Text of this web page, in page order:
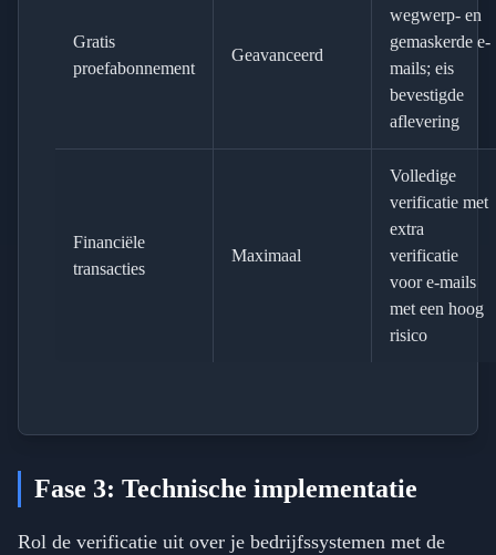
Gratis
proefabonnement
Geavanceerd
wegwerp- en
gemaskerde e-
mails; eis
bevestigde
aflevering
Financiële
transacties
Maximaal
Volledige
verificatie met
extra
verificatie
voor e-mails
met een hoog
risico
Fase 3: Technische implementatie
Rol de verificatie uit over je bedrijfssystemen met de